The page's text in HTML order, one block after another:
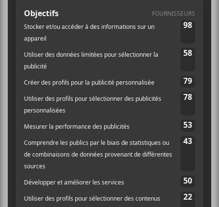
LIEU
Montréal, H3J 1X4 Canada
Map